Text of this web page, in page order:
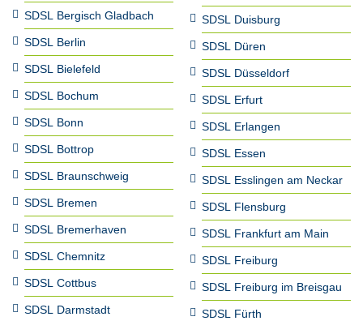
SDSL Bergisch Gladbach
SDSL Berlin
SDSL Bielefeld
SDSL Bochum
SDSL Bonn
SDSL Bottrop
SDSL Braunschweig
SDSL Bremen
SDSL Bremerhaven
SDSL Chemnitz
SDSL Cottbus
SDSL Darmstadt
SDSL Duisburg
SDSL Düren
SDSL Düsseldorf
SDSL Erfurt
SDSL Erlangen
SDSL Essen
SDSL Esslingen am Neckar
SDSL Flensburg
SDSL Frankfurt am Main
SDSL Freiburg
SDSL Freiburg im Breisgau
SDSL Fürth